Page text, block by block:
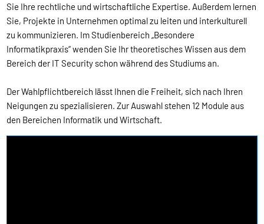
Sie Ihre rechtliche und wirtschaftliche Expertise. Außerdem lernen
Sie, Projekte in Unternehmen optimal zu leiten und interkulturell
zu kommunizieren. Im Studienbereich „Besondere
Informatikpraxis“ wenden Sie Ihr theoretisches Wissen aus dem
Bereich der IT Security schon während des Studiums an.
Der Wahlpflichtbereich lässt Ihnen die Freiheit, sich nach Ihren
Neigungen zu spezialisieren. Zur Auswahl stehen 12 Module aus
den Bereichen Informatik und Wirtschaft.